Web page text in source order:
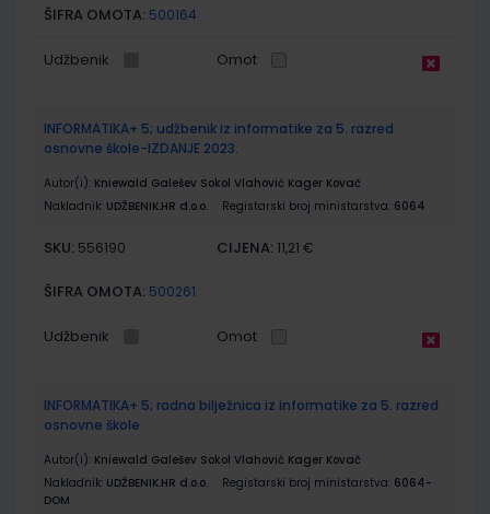
ŠIFRA OMOTA: 500164
Udžbenik Omot
INFORMATIKA+ 5; udžbenik iz informatike za 5. razred
osnovne škole-IZDANJE 2023.
Autor(i): Kniewald Galešev Sokol Vlahović Kager Kovač
Nakladnik: UDŽBENIK.HR d.o.o. Registarski broj ministarstva: 6064
SKU: 556190 CIJENA: 11,21 €
ŠIFRA OMOTA: 500261
Udžbenik Omot
INFORMATIKA+ 5; radna bilježnica iz informatike za 5. razred
osnovne škole
Autor(i): Kniewald Galešev Sokol Vlahović Kager Kovač
Nakladnik: UDŽBENIK.HR d.o.o. Registarski broj ministarstva: 6064-
DOM